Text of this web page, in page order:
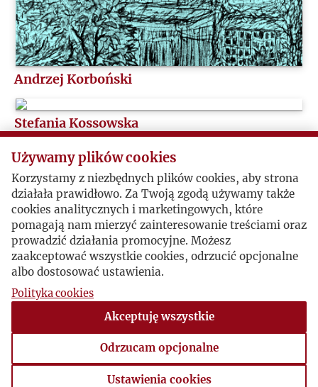
Andrzej Korboński
Stefania Kossowska
Ryszard Krynicki
Używamy plików cookies
Korzystamy z niezbędnych plików cookies, aby strona
działała prawidłowo. Za Twoją zgodą używamy także
cookies analitycznych i marketingowych, które
pomagają nam mierzyć zainteresowanie treściami oraz
prowadzić działania promocyjne. Możesz
zaakceptować wszystkie cookies, odrzucić opcjonalne
albo dostosować ustawienia.
Polityka cookies
Akceptuję wszystkie
Odrzucam opcjonalne
Ustawienia cookies